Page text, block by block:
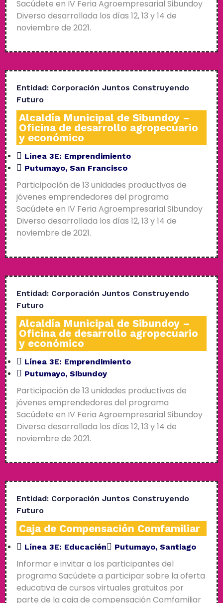
Sacúdete en IV Feria Agroempresarial Sibundoy
Diverso desarrollada los días 12, 13 y 14 de
noviembre de 2021.
Entidad: Corporación Juntos Construyendo
Futuro
Alcaldía Municipal de Sibundoy –
Oficina de desarrollo agropecuario
y económico
Línea 3E: Emprendimiento
Putumayo, San Francisco
Participación de 13 unidades productivas de
jóvenes emprendedores del programa
Sacúdete en IV Feria Agroempresarial Sibundoy
Diverso desarrollada los días 12, 13 y 14 de
noviembre de 2021.
Entidad: Corporación Juntos Construyendo
Futuro
Alcaldía Municipal de Sibundoy –
Oficina de desarrollo agropecuario
y económico
Línea 3E: Emprendimiento
Putumayo, Sibundoy
Participación de 13 unidades productivas de
jóvenes emprendedores del programa
Sacúdete en IV Feria Agroempresarial Sibundoy
Diverso desarrollada los días 12, 13 y 14 de
noviembre de 2021.
Entidad: Corporación Juntos Construyendo
Futuro
Caja de Compensación Comfamiliar
Línea 3E: Educación Putumayo, Santiago
Informar e invitar a los participantes del
programa Sacúdete a participar sobre la oferta
educativa de cursos virtuales gratuitos por
parte de la caja de compensación Comfamiliar